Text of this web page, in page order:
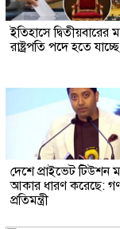
ইতিহাসে দ্বিতীয়বারের
রাষ্ট্রপতি পদে হতে
দেশে প্রাইভেট টিউশন
আকার ধারণ করেছে:
প্রতিমন্ত্রী